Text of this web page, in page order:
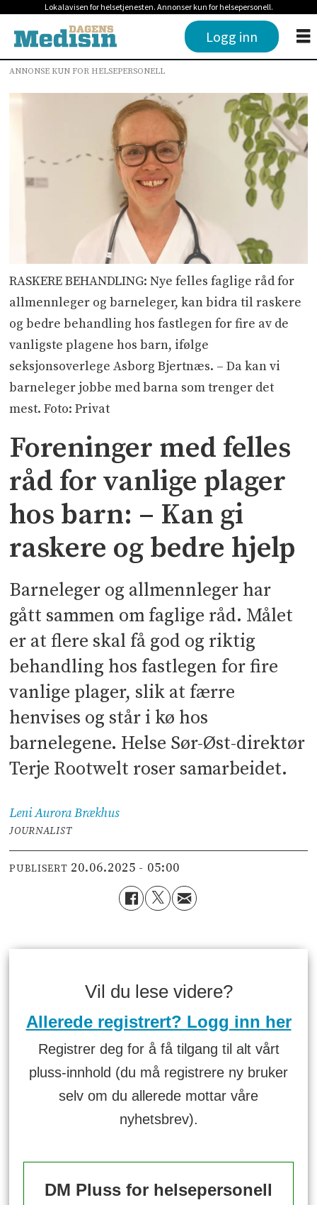
Lokalavisen for helsetjenesten. Annonser kun for helsepersonell.
Logg inn
ANNONSE KUN FOR HELSEPERSONELL
RASKERE BEHANDLING: Nye felles faglige råd for
allmennleger og barneleger, kan bidra til raskere
og bedre behandling hos fastlegen for fire av de
vanligste plagene hos barn, ifølge
seksjonsoverlege Asborg Bjertnæs. – Da kan vi
barneleger jobbe med barna som trenger det
mest. Foto: Privat
Foreninger med felles
råd for vanlige plager
hos barn: – Kan gi
raskere og bedre hjelp
Barneleger og allmennleger har
gått sammen om faglige råd. Målet
er at flere skal få god og riktig
behandling hos fastlegen for fire
vanlige plager, slik at færre
henvises og står i kø hos
barnelegene. Helse Sør-Øst-direktør
Terje Rootwelt roser samarbeidet.
Leni AuroraBrækhus
JOURNALIST
PUBLISERT 20.06.2025 - 05:00
Vil du lese videre?
Allerede registrert? Logg inn her
Registrer deg for å få tilgang til alt vårt
pluss-innhold (du må registrere ny bruker
selv om du allerede mottar våre
nyhetsbrev).
DM Pluss for helsepersonell